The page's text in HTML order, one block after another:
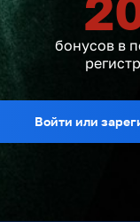
бонусов в
Войти или